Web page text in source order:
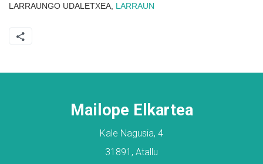
LARRAUNGO UDALETXEA, LARRAUN
Mailope Elkartea
Kale Nagusia, 4
31891, Atallu